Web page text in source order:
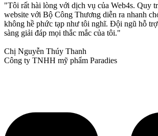
"Tôi rất hài lòng với dịch vụ của Web4s. Quy
website với Bộ Công Thương diễn ra nhanh
không hề phức tạp như tôi nghĩ. Đội ngũ hỗ trợ
sàng giải đáp mọi thắc mắc của tôi."
Chị Nguyễn Thúy Thanh
Công ty TNHH mỹ phẩm Paradies